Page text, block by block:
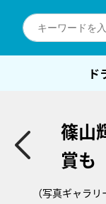
ド
篠山
賞も
（写真ギャラリ